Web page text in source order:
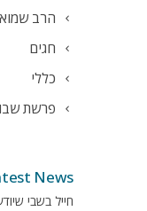
הרב
חגים
כללי
פרשת
News
חייל בשבי